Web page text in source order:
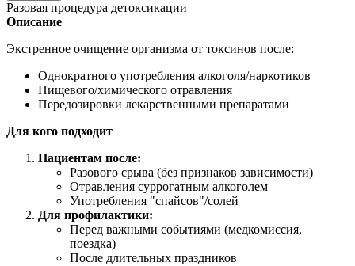
Разовая процедура детоксикации
Описание
Экстренное очищение организма от токсинов после:
Однократного употребления алкоголя/наркотиков
Пищевого/химического отравления
Передозировки лекарственными препаратами
Для кого подходит
Пациентам после:
Разового срыва (без признаков зависимости)
Отравления суррогатным алкоголем
Употребления "спайсов"/солей
Для профилактики:
Перед важными событиями (медкомиссия,
поездка)
После длительных праздников